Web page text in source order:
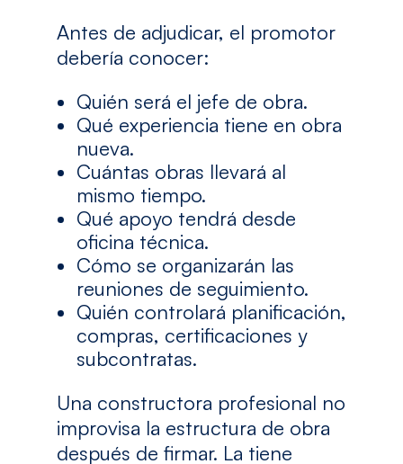
Antes de adjudicar, el promotor
debería conocer:
Quién será el jefe de obra.
Qué experiencia tiene en obra
nueva.
Cuántas obras llevará al
mismo tiempo.
Qué apoyo tendrá desde
oficina técnica.
Cómo se organizarán las
reuniones de seguimiento.
Quién controlará planificación,
compras, certificaciones y
subcontratas.
Una constructora profesional no
improvisa la estructura de obra
después de firmar. La tiene